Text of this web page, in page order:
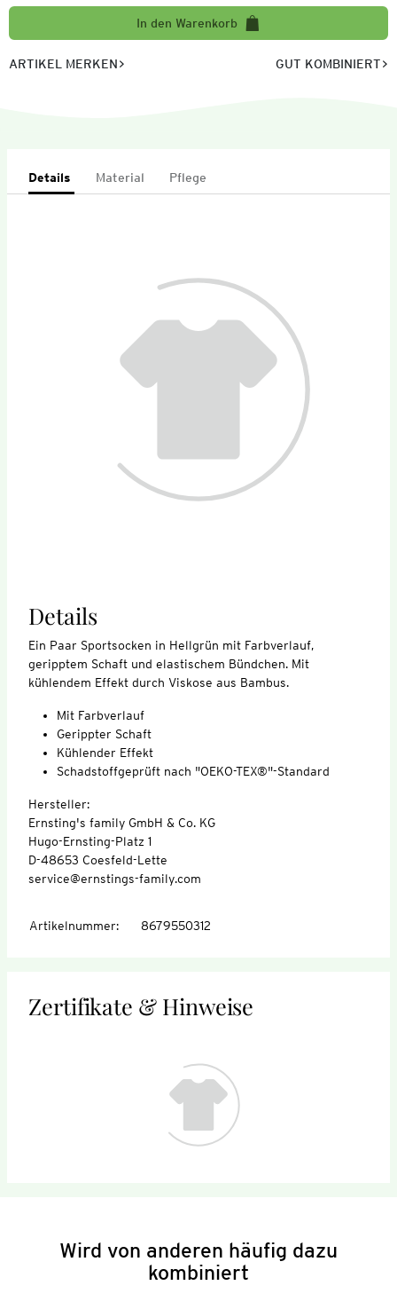
In den Warenkorb
ARTIKEL MERKEN GUT KOMBINIERT
Details Material Pflege
Details
Ein Paar Sportsocken in Hellgrün mit Farbverlauf,
geripptem Schaft und elastischem Bündchen. Mit
kühlendem Effekt durch Viskose aus Bambus.
Mit Farbverlauf
Gerippter Schaft
Kühlender Effekt
Schadstoffgeprüft nach "OEKO-TEX®"-Standard
Hersteller:
Ernsting's family GmbH & Co. KG
Hugo-Ernsting-Platz 1
D-48653 Coesfeld-Lette
service@ernstings-family.com
Artikelnummer: 8679550312
Zertifikate & Hinweise
Wird von anderen häufig dazu
kombiniert